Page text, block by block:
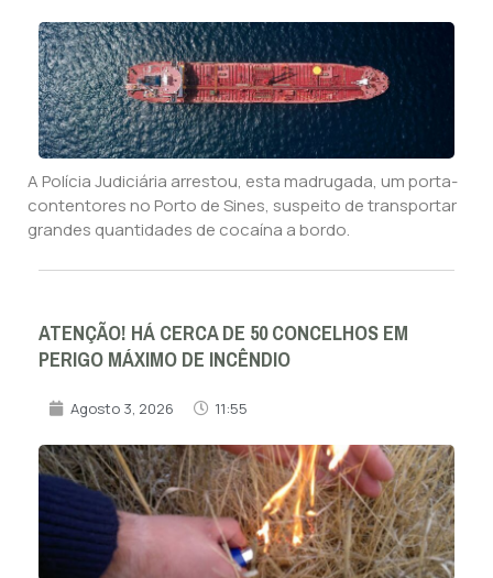
A Polícia Judiciária arrestou, esta madrugada, um porta-
contentores no Porto de Sines, suspeito de transportar
grandes quantidades de cocaína a bordo.
ATENÇÃO! HÁ CERCA DE 50 CONCELHOS EM
PERIGO MÁXIMO DE INCÊNDIO
Agosto 3, 2026 11:55